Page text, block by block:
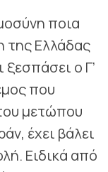
ποια
της Ελλάδας
ο Γ’
που
μετώπου
έχει βάλει
Ειδικά από